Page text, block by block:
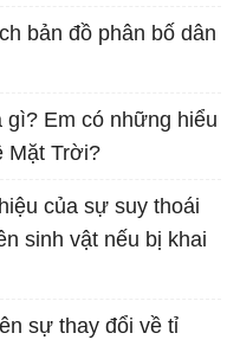
bản đồ phân bố dân
Em có những hiểu
Mặt Trời?
của sự suy thoái
sinh vật nếu bị khai
sự thay đổi về tỉ